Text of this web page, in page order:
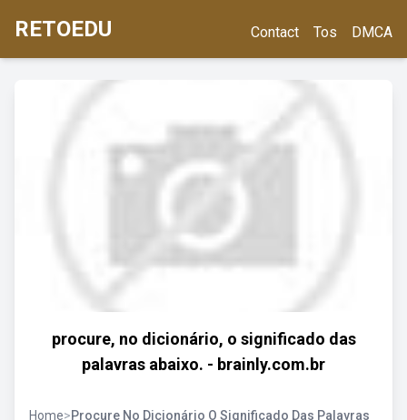
RETOEDU Contact Tos DMCA
procure, no dicionário, o significado das
palavras abaixo. - brainly.com.br
Home>Procure No Dicionário O Significado Das Palavras